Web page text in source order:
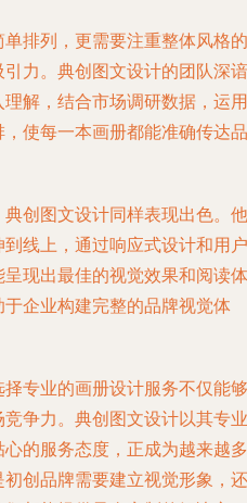
排列，更需要注重整体风格的
力。典创图文设计的团队深谙
解，结合市场调研数据，运用
使每一本画册都能准确传达品
创图文设计同样表现出色。他
线上，通过响应式设计和用户
现出最佳的视觉效果和阅读体
企业构建完整的品牌视觉体
专业的画册设计服务不仅能够
争力。典创图文设计以其专业
的服务态度，正成为越来越多
创品牌需要建立视觉形象，还